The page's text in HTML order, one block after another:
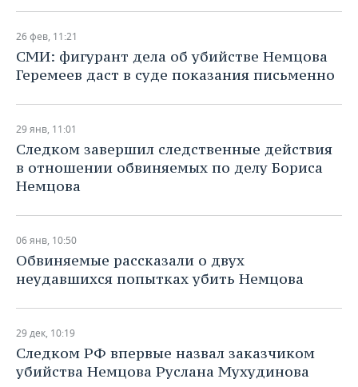
26 фев, 11:21
​СМИ: фигурант дела об убийстве Немцова
Геремеев даст в суде показания письменно
29 янв, 11:01
​Следком завершил следственные действия
в отношении обвиняемых по делу Бориса
Немцова
06 янв, 10:50
Обвиняемые рассказали о двух
неудавшихся попытках убить Немцова
29 дек, 10:19
​Следком РФ впервые назвал заказчиком
убийства Немцова Руслана Мухудинова